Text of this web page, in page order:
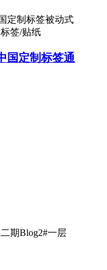
国定制标签通
期Blog2#一层